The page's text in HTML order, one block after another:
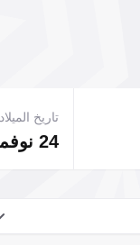
24 نوفمبر 2003
تاريخ الميلاد